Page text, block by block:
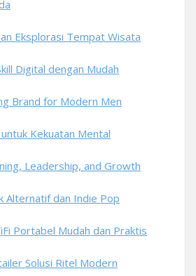
Eksplorasi Tempat Wisata
Digital dengan Mudah
Brand for Modern Men
Kekuatan Mental
Leadership, and Growth
Alternatif dan Indie Pop
Portabel Mudah dan Praktis
Solusi Ritel Modern